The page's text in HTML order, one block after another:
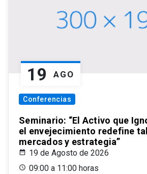
19 AGO
Conferencias
Seminario: “El Activo que
el envejecimiento redefine
mercados y estrategia”
19 de Agosto de 2026
09:00 a 11:00 horas